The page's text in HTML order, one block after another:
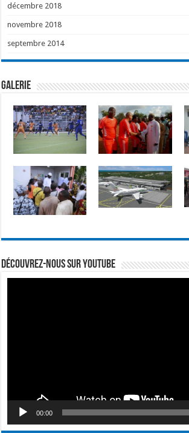
décembre 2018
novembre 2018
septembre 2014
GALERIE
Découvrez-nous sur Youtube
00:00